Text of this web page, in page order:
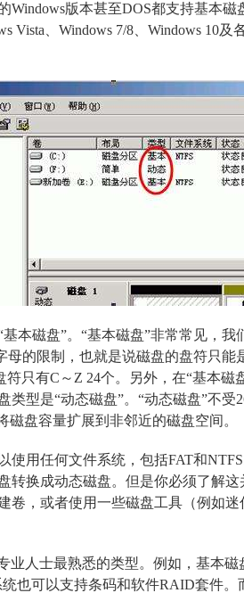
Windows版本甚至DOS都支持基本
Vista、Windows 7/8、Windows 10
本磁盘”。“基本磁盘”非常常见，
母的限制，也就是说磁盘的盘符只能
只有C～Z 24个。另外，在“基本磁
型是“动态磁盘”。“动态磁盘”不受
盘容量扩展到非邻近的磁盘空间。
使用任何文件系统，包括FAT和
转换成动态磁盘。但是你必须了解
卷，或者使用一些磁盘工具（例如
业人士最熟悉的类型。例如，基本
也可以支持条码和软件RAID套件。